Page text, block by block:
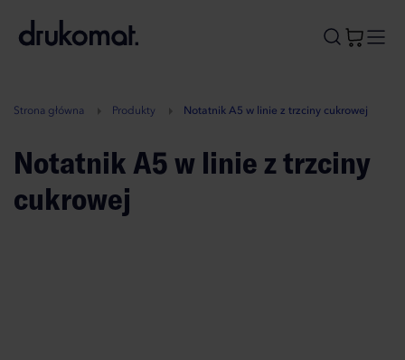
A
Strona główna Produkty Notatnik A5 w linie z trzciny cukrowej
Notatnik A5 w linie z trzciny
cukrowej